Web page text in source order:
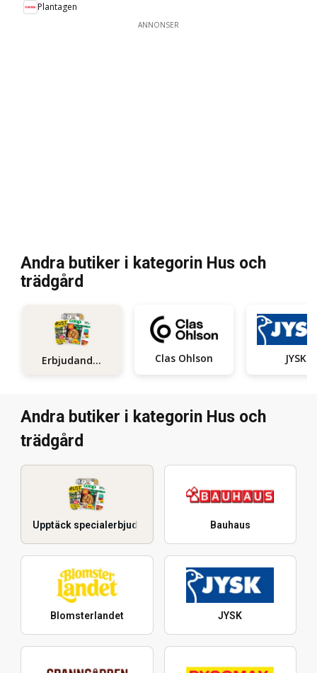
Plantagen
ANNONSER
Andra butiker i kategorin Hus och
trädgård
Erbjudanden Clas Ohlson JYSK
Andra butiker i kategorin Hus och
trädgård
Upptäck specialerbjudanden Bauhaus
Blomsterlandet JYSK